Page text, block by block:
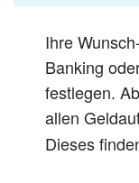
Ihre
Banking
festlegen.
allen
Dieses